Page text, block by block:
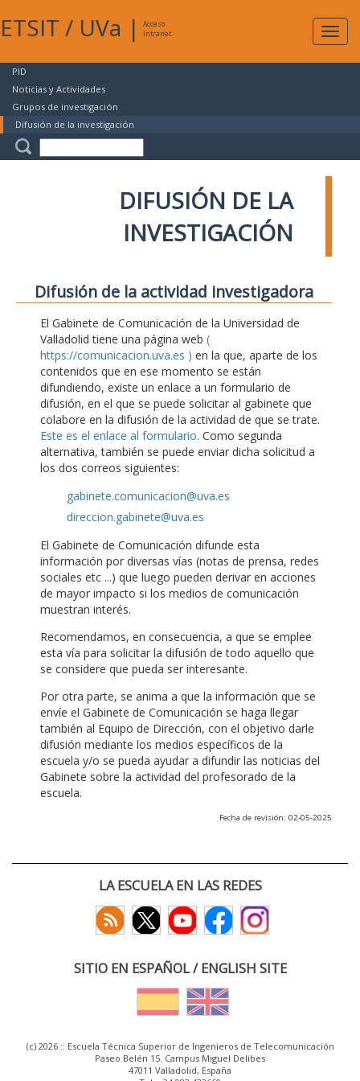
ETSIT / UVa |
Acceso
Intranet
PID
Noticias y Actividades
Grupos de investigación
Difusión de la investigación
DIFUSIÓN DE LA
INVESTIGACIÓN
Difusión de la actividad investigadora
El Gabinete de Comunicación de la Universidad de
Valladolid tiene una página web (
https://comunicacion.uva.es ) en la que, aparte de los
contenidos que en ese momento se están
difundiendo, existe un enlace a un formulario de
difusión, en el que se puede solicitar al gabinete que
colabore en la difusión de la actividad de que se trate.
Este es el enlace al formulario. Como segunda
alternativa, también se puede enviar dicha solicitud a
los dos correos siguientes:
gabinete.comunicacion@uva.es
direccion.gabinete@uva.es
El Gabinete de Comunicación difunde esta
información por diversas vías (notas de prensa, redes
sociales etc ...) que luego pueden derivar en acciones
de mayor impacto si los medios de comunicación
muestran interés.
Recomendamos, en consecuencia, a que se emplee
esta vía para solicitar la difusión de todo aquello que
se considere que pueda ser interesante.
Por otra parte, se anima a que la información que se
envíe el Gabinete de Comunicación se haga llegar
también al Equipo de Dirección, con el objetivo darle
difusión mediante los medios específicos de la
escuela y/o se pueda ayudar a difundir las noticias del
Gabinete sobre la actividad del profesorado de la
escuela.
Fecha de revisión: 02-05-2025
LA ESCUELA EN LAS REDES
SITIO EN ESPAÑOL / ENGLISH SITE
(c) 2026 :: Escuela Técnica Superior de Ingenieros de Telecomunicación
Paseo Belén 15. Campus Miguel Delibes
47011 Valladolid, España